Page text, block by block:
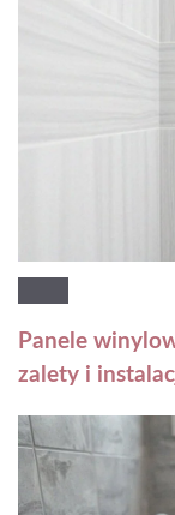
Panele
zalety i